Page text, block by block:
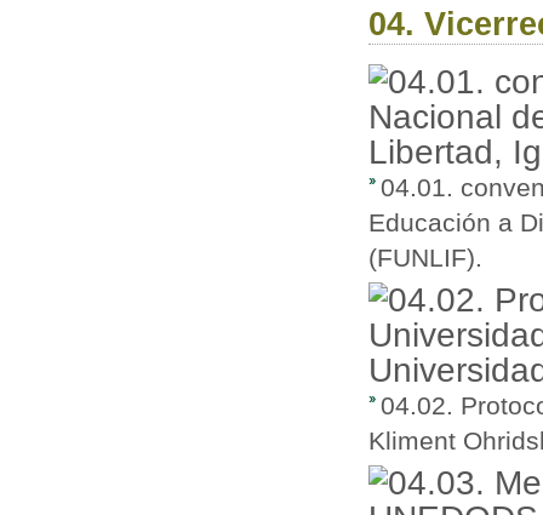
04.
04.01.
Educación a
(FUNLIF).
04.02.
Kliment